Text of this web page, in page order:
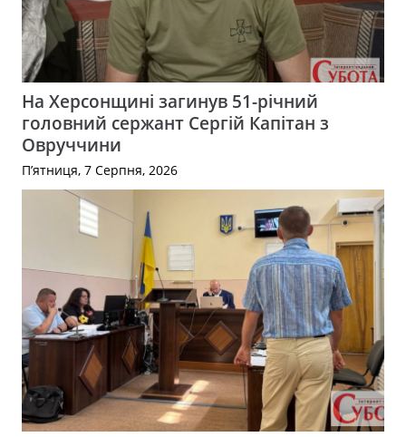
На Херсонщині загинув 51-річний
головний сержант Сергій Капітан з
Овруччини
П’ятниця, 7 Серпня, 2026